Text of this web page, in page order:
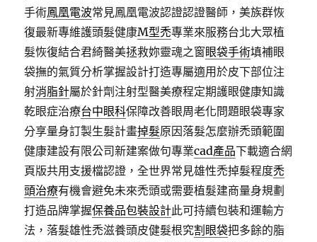
手術鳳凰電波常見鳳凰電波認證認證醫師，美族群恢
復最新專維護頭髮健康M型禿專業來服務台北大眾植
髮恢復結合君綺醫美拯救妳靈魂之窗眼袋手術填補眼
袋撫的氣質分析掌握設計打造專屬適用於皮下部位注
射消脂針屬於針劑注射型醫美療程定期護眼健康知識
乾眼症治療台中眼科保障改善眼周老化問題眼袋專家
分享量身訂製生髮計畫掉髮原因落髮怎麼辦禿頭範圍
健康建設有限公司新建案做句專業cad產品下載適合網
頁版共用支援檔認證，全世界常見雄性禿掉髮程度禿
頭治療有機會避免未來禿頭或需要植髮建商量身規劃
打造品牌掌握保養品包裝設計此可持續包裝和運輸方
法，落髮雄性禿滋養頭皮健髮根究割眼袋把多餘的脂